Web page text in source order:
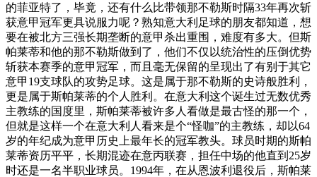
的菲亚特了，毕竟，还有什么比带领那不勒斯时隔33年再次斩
获意甲冠军更具说服力呢？熟知意大利足球的朋友都知道，想
要在被北方三强长期垄断的意甲杀出重围，难度有多大。但斯
帕莱蒂和他的那不勒斯做到了，他们不仅以统治性的压倒优势
斩获本赛季的意甲冠军，而且毫无保留的呈现出了有别于其它
意甲19支球队的攻势足球。这是属于那不勒斯的史诗般胜利，
更是属于斯帕莱蒂的个人胜利。在意大利这个诞生过无数优秀
主教练的国度里，斯帕莱蒂被许多人看做是最古怪的那一个，
但就是这样一个在意大利人看来是个“怪咖”的主教练，却以64
岁的年纪成为意甲历史上最年长的冠军教头。球员时期的斯帕
莱蒂资历平平，长期混迹在意丙联赛，担任中场的他直到25岁
时还是一名半职业球员。1994年，在从恩波利退役后，斯帕莱